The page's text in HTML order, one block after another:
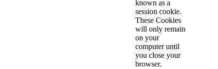
known as a
session cookie.
These Cookies
will only remain
on your
computer until
you close your
browser.